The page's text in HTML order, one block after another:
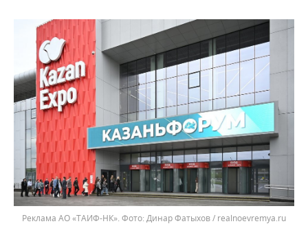
Реклама АО «ТАИФ-НК». Динар Фатыхов / realnoevremya.ru